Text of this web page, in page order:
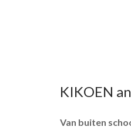
KIKOEN
Van buiten